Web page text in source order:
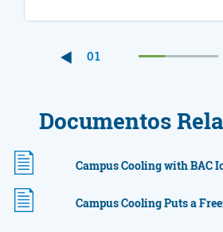
01
Documentos
Campus Cooling with BAC
Campus Cooling Puts a